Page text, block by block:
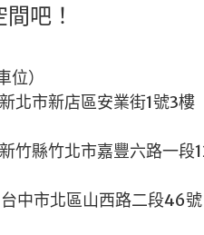
！
）
市新店區安
豐六路一段
西路二段46號